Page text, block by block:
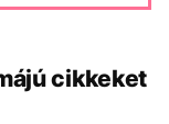
cikkeket